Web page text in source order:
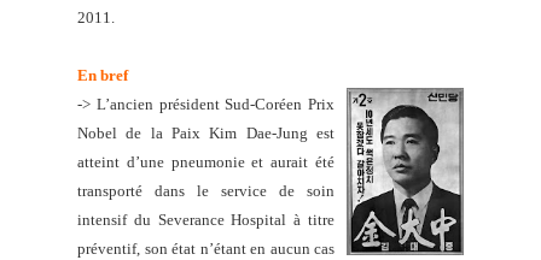
2011.
En bref
-> L’ancien président Sud-Coréen Prix
Nobel de la Paix Kim Dae-Jung est
atteint d’une pneumonie et aurait été
transporté dans le service de soin
intensif du Severance Hospital à titre
préventif, son état n’étant en aucun cas